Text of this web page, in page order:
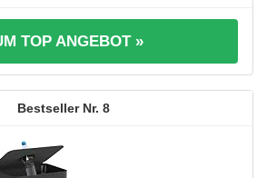
TOP ANGEBOT »
8